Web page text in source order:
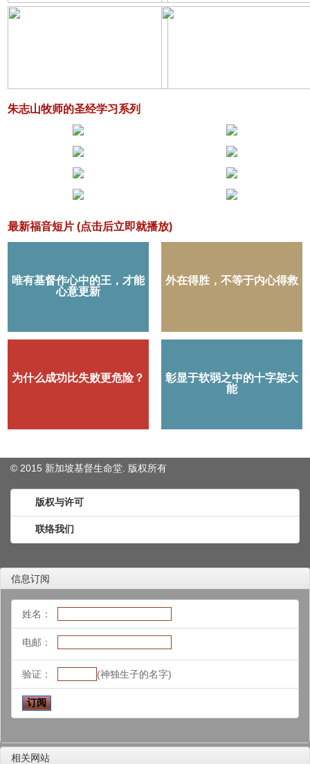
朱志山牧师的圣经学习系列
最新福音短片 (点击后立即就播放)
© 2015 新加坡基督生命堂. 版权所有
版权与许可
联络我们
信息订阅
姓名：
电邮：
验证： (神独生子的名字)
相关网站